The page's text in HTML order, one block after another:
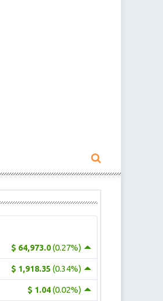
$ 64,973.0(0.27%)
$ 1,918.35 (0.34%)
$ 1.04(0.02%)